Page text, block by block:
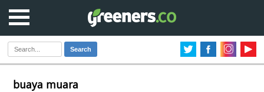
Search
buaya muara